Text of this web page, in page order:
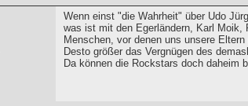
Wenn einst "die Wahrheit" über Udo
was ist mit den Egerländern, Karl Moik,
Menschen, vor denen uns unsere
Desto größer das Vergnügen des
Da können die Rockstars doch daheim